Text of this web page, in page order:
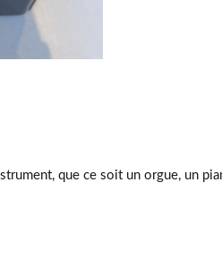
que ce soit un orgue, un